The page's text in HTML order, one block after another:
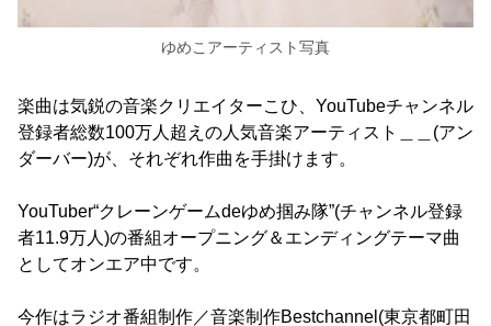
ゆめこアーティスト写真
楽曲は気鋭の音楽クリエイターこひ、YouTubeチャンネル
登録者総数100万人超えの人気音楽アーティスト＿＿(アン
ダーバー)が、それぞれ作曲を手掛けます。
YouTuber“クレーンゲームdeゆめ掴み隊”(チャンネル登録
者11.9万人)の番組オープニング＆エンディングテーマ曲
としてオンエア中です。
今作はラジオ番組制作／音楽制作Bestchannel(東京都町田